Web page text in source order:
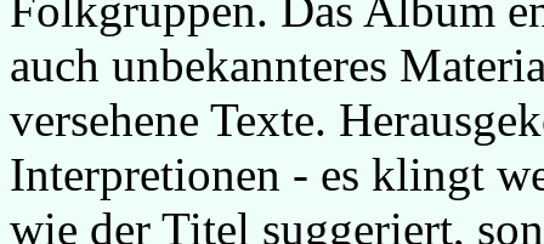
auch unbekannteres
versehene Texte.
Interpretionen - es klingt
wie der Titel suggeriert,